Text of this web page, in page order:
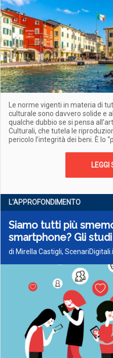
Le norme vigenti in materia di
culturale sono davvero solide e
qualche dubbio se si pensa
Culturali, che tutela le
pericolo l’integrità dei beni. È lo
LEGGI
L'APPROFONDIMENTO
Siamo tutti più
smartphone? Gli studi
di Mirella Castigli,